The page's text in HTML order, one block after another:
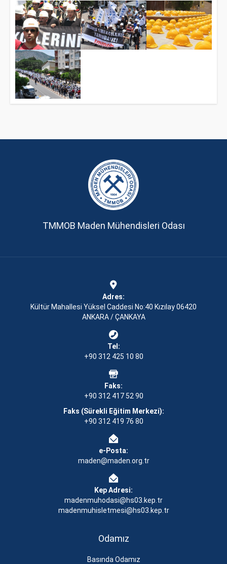
TMMOB Maden Mühendisleri Odası
Adres:
Kültür Mahallesi Yüksel Caddesi No:40 Kızılay 06420
ANKARA / ÇANKAYA
Tel:
+90 312 425 10 80
Faks:
+90 312 417 52 90
Faks (Sürekli Eğitim Merkezi):
+90 312 419 76 80
e-Posta:
maden@maden.org.tr
Kep Adresi:
madenmuhodasi@hs03.kep.tr
madenmuhisletmesi@hs03.kep.tr
Odamız
Basında Odamız